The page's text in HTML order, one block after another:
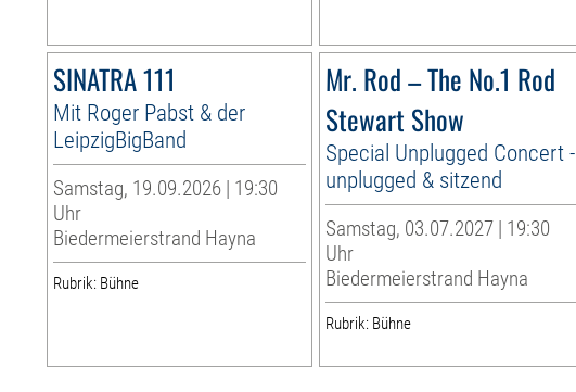
SINATRA 111
Mit Roger Pabst & der
LeipzigBigBand
Samstag, 19.09.2026 | 19:30
Uhr
Biedermeierstrand Hayna
Rubrik: Bühne
Mr. Rod – The No.1 Rod
Stewart Show
Special Unplugged Concert -
unplugged & sitzend
Samstag, 03.07.2027 | 19:30
Uhr
Biedermeierstrand Hayna
Rubrik: Bühne